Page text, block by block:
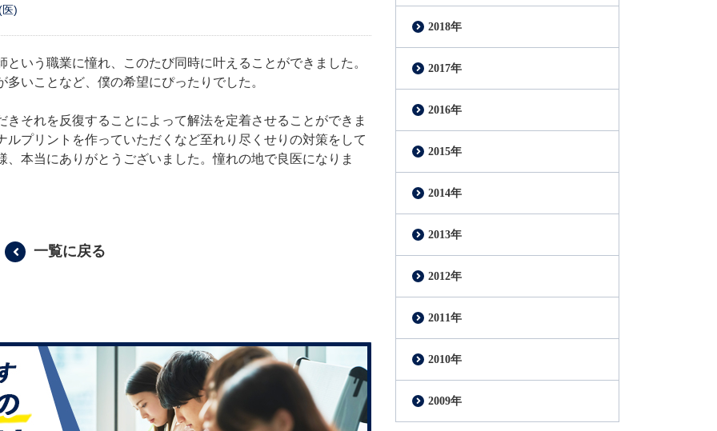
)
いう職業に憧れ、このたび同時に叶えることができました。
いことなど、僕の希望にぴったりでした。
それを反復することによって解法を定着させることができま
プリントを作っていただくなど至れり尽くせりの対策をして
本当にありがとうございました。憧れの地で良医になりま
一覧に戻る
2018年
2017年
2016年
2015年
2014年
2013年
2012年
2011年
2010年
2009年